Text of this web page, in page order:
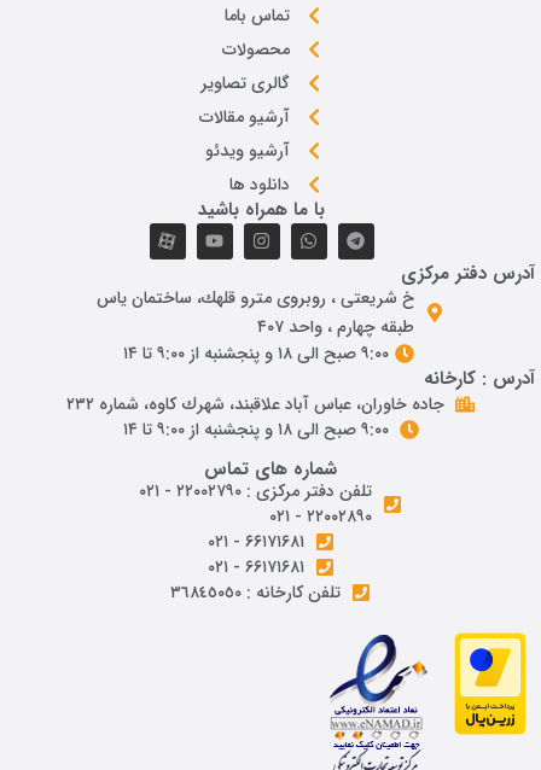
تماس باما
محصولات
گالری تصاویر
آرشیو مقالات
آرشیو ویدئو
دانلود ها
با ما همراه باشید
آدرس دفتر مرکزی
خ شريعتی ، روبروی مترو قلهك، ساختمان ياس
طبقه چهارم ، واحد ۴۰۷
۹:۰۰ صبح الی ۱۸ و پنجشنبه از ۹:۰۰ تا ۱۴
آدرس : کارخانه
جاده خاوران، عباس آباد علاقبند، شهرك كاوه، شماره ٢٣٢
۹:۰۰ صبح الی ۱۸ و پنجشنبه از ۹:۰۰ تا ۱۴
شماره های تماس
تلفن دفتر مرکزی : ۲۲۰۰۲۷۹۰ - ۰۲۱
۲۲۰۰۲۸۹۰ - ۰۲۱
۶۶۱۷۱۶۸۱ - ۰۲۱
۶۶۱۷۱۶۸۱ - ۰۲۱
تلفن کارخانه : ٣٦٨٤٥٠٥٠